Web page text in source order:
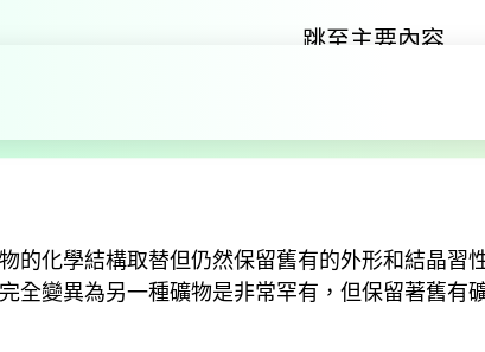
跳至主要內容
的化學結構取替但仍然保留舊有的外形和結晶
全變異為另一種礦物是非常罕有，但保留著舊有